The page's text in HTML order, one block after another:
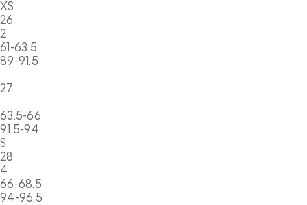
XS
26
2
61-63.5
89-91.5
27
63.5-66
91.5-94
S
28
4
66-68.5
94-96.5